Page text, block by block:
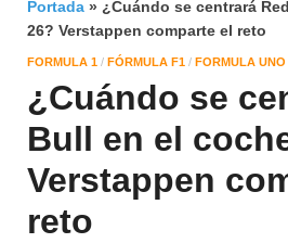
Portada » ¿Cuándo se centrará
26? Verstappen comparte el reto
FORMULA 1 / FÓRMULA F1 / FORMULA UNO
¿Cuándo se
Bull en el
Verstappen
reto